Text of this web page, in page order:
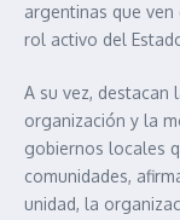
argentinas que
rol activo del
A su vez, destacan
organización y la
gobiernos locales
comunidades,
unidad, la